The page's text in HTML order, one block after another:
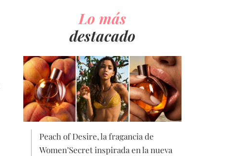
Lo más
destacado
Peach of Desire, la fragancia de
Women’Secret inspirada en la nueva